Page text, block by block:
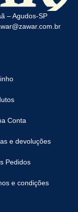
– Agudos-SP
Conta
e devoluções
Pedidos
e condições